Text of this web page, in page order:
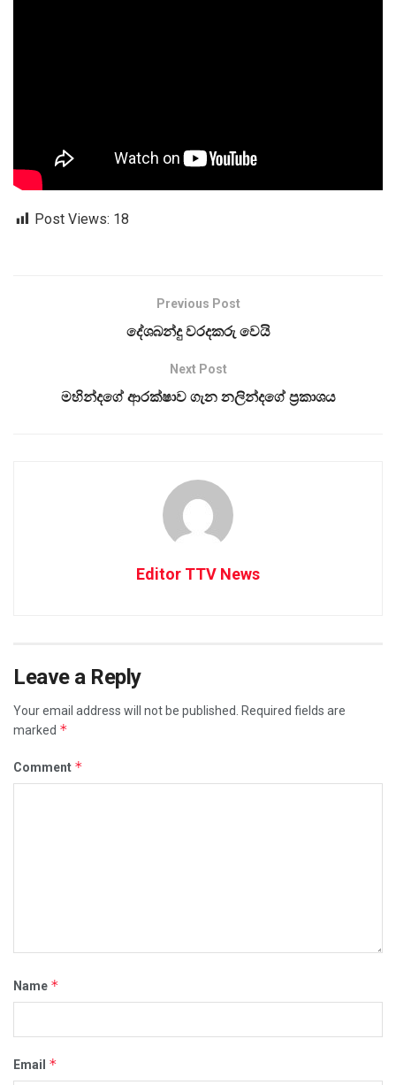
Post Views: 18
Previous Post
දේශබන්දු වරදකරු වෙයි
Next Post
මහින්දගේ ආරක්ෂාව ගැන නලින්දගේ ප්‍රකාශය
Editor TTV News
Leave a Reply
Your email address will not be published.
Required fields are
marked *
Comment *
Name *
Email *